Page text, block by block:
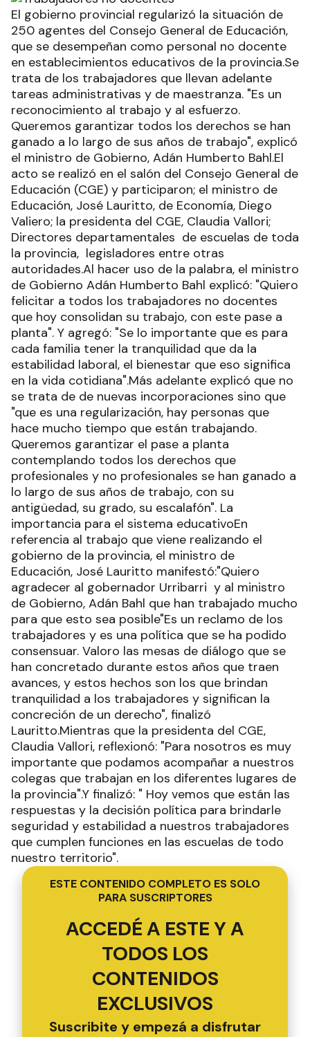
El gobierno provincial regularizó la situación de
250 agentes del Consejo General de Educación,
que se desempeñan como personal no docente
en establecimientos educativos de la provincia.Se
trata de los trabajadores que llevan adelante
tareas administrativas y de maestranza. "Es un
reconocimiento al trabajo y al esfuerzo.
Queremos garantizar todos los derechos se han
ganado a lo largo de sus años de trabajo", explicó
el ministro de Gobierno, Adán Humberto Bahl.El
acto se realizó en el salón del Consejo General de
Educación (CGE) y participaron; el ministro de
Educación, José Lauritto, de Economía, Diego
Valiero; la presidenta del CGE, Claudia Vallori;
Directores departamentales de escuelas de toda
la provincia, legisladores entre otras
autoridades.Al hacer uso de la palabra, el ministro
de Gobierno Adán Humberto Bahl explicó: "Quiero
felicitar a todos los trabajadores no docentes
que hoy consolidan su trabajo, con este pase a
planta". Y agregó: "Se lo importante que es para
cada familia tener la tranquilidad que da la
estabilidad laboral, el bienestar que eso significa
en la vida cotidiana".Más adelante explicó que no
se trata de de nuevas incorporaciones sino que
"que es una regularización, hay personas que
hace mucho tiempo que están trabajando.
Queremos garantizar el pase a planta
contemplando todos los derechos que
profesionales y no profesionales se han ganado a
lo largo de sus años de trabajo, con su
antigüedad, su grado, su escalafón". La
importancia para el sistema educativoEn
referencia al trabajo que viene realizando el
gobierno de la provincia, el ministro de
Educación, José Lauritto manifestó:"Quiero
agradecer al gobernador Urribarri y al ministro
de Gobierno, Adán Bahl que han trabajado mucho
para que esto sea posible"Es un reclamo de los
trabajadores y es una política que se ha podido
consensuar. Valoro las mesas de diálogo que se
han concretado durante estos años que traen
avances, y estos hechos son los que brindan
tranquilidad a los trabajadores y significan la
concreción de un derecho", finalizó
Lauritto.Mientras que la presidenta del CGE,
Claudia Vallori, reflexionó: "Para nosotros es muy
importante que podamos acompañar a nuestros
colegas que trabajan en los diferentes lugares de
la provincia".Y finalizó: " Hoy vemos que están las
respuestas y la decisión política para brindarle
seguridad y estabilidad a nuestros trabajadores
que cumplen funciones en las escuelas de todo
nuestro territorio".
ESTE CONTENIDO COMPLETO ES SOLO
PARA SUSCRIPTORES
ACCEDÉ A ESTE Y A
TODOS LOS
CONTENIDOS
EXCLUSIVOS
Suscribite y empezá a disfrutar